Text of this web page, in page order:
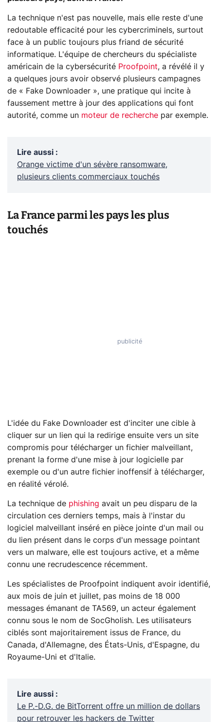
La technique n'est pas nouvelle, mais elle reste d'une
redoutable efficacité pour les cybercriminels, surtout
face à un public toujours plus friand de sécurité
informatique. L'équipe de chercheurs du spécialiste
américain de la cybersécurité Proofpoint, a révélé il y
a quelques jours avoir observé plusieurs campagnes
de « Fake Downloader », une pratique qui incite à
faussement mettre à jour des applications qui font
autorité, comme un moteur de recherche par exemple.
Lire aussi :
Orange victime d'un sévère ransomware,
plusieurs clients commerciaux touchés
La France parmi les pays les plus
touchés
L'idée du Fake Downloader est d'inciter une cible à
cliquer sur un lien qui la redirige ensuite vers un site
compromis pour télécharger un fichier malveillant,
prenant la forme d'une mise à jour logicielle par
exemple ou d'un autre fichier inoffensif à télécharger,
en réalité vérolé.
La technique de phishing avait un peu disparu de la
circulation ces derniers temps, mais à l'instar du
logiciel malveillant inséré en pièce jointe d'un mail ou
du lien présent dans le corps d'un message pointant
vers un malware, elle est toujours active, et a même
connu une recrudescence récemment.
Les spécialistes de Proofpoint indiquent avoir identifié,
aux mois de juin et juillet, pas moins de 18 000
messages émanant de TA569, un acteur également
connu sous le nom de SocGholish. Les utilisateurs
ciblés sont majoritairement issus de France, du
Canada, d'Allemagne, des États-Unis, d'Espagne, du
Royaume-Uni et d'Italie.
Lire aussi :
Le P.-D.G. de BitTorrent offre un million de dollars
pour retrouver les hackers de Twitter